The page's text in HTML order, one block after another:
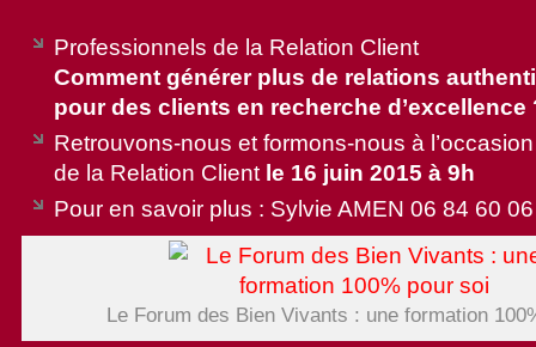
Professionnels de la Relation Client
Comment générer plus de relations
pour des clients en recherche d’excellence
Retrouvons-nous et formons-nous à
de la Relation Client le 16 juin 2015 à 9h
Pour en savoir plus : Sylvie AMEN 06 84 60
Le Forum des Bien Vivants : une formation